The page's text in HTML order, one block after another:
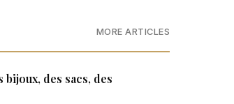
MORE ARTICLES
des sacs, des